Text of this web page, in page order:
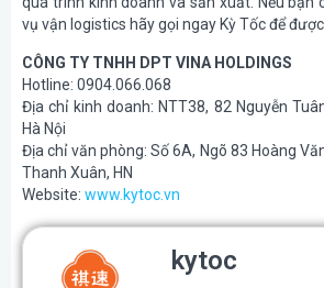
vụ vận logistics hãy gọi ngay Kỳ Tốc để
CÔNG TY TNHH DPT VINA HOLDINGS
Hotline: 0904.066.068
Địa chỉ kinh doanh: NTT38, 82 Nguyễn
Hà Nội
Địa chỉ văn phòng: Số 6A, Ngõ 83 Hoàng
Thanh Xuân, HN
Website: www.kytoc.vn
kytoc